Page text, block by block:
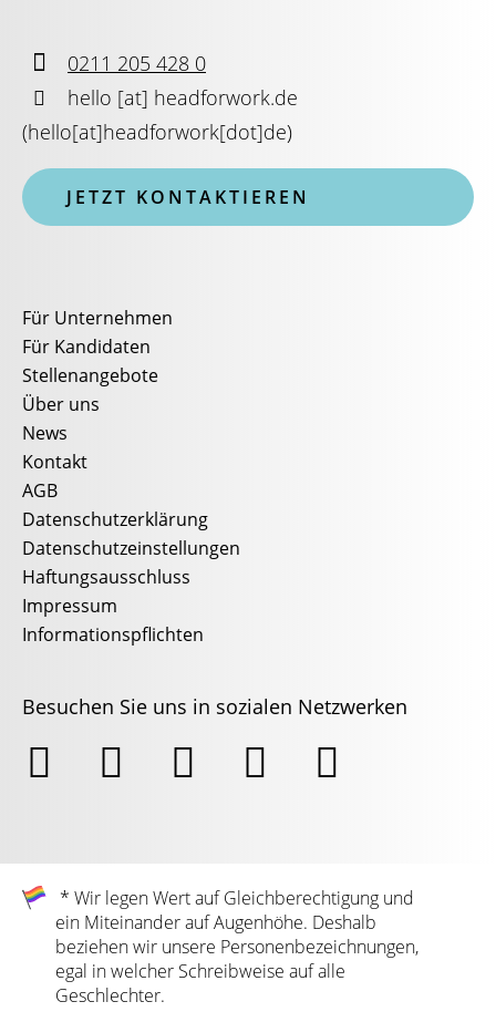

0211 205 428 0

hello [at] headforwork.de
(hello[at]headforwork[dot]de)
JETZT KONTAKTIEREN
Für Unternehmen
Für Kandidaten
Stellenangebote
Über uns
News
Kontakt
AGB
Datenschutzerklärung
Datenschutzeinstellungen
Haftungsausschluss
Impressum
Informationspflichten
Besuchen Sie uns in sozialen Netzwerken
    
* Wir legen Wert auf Gleichberechtigung und
ein Miteinander auf Augenhöhe. Deshalb
beziehen wir unsere Personenbezeichnungen,
egal in welcher Schreibweise auf alle
Geschlechter.